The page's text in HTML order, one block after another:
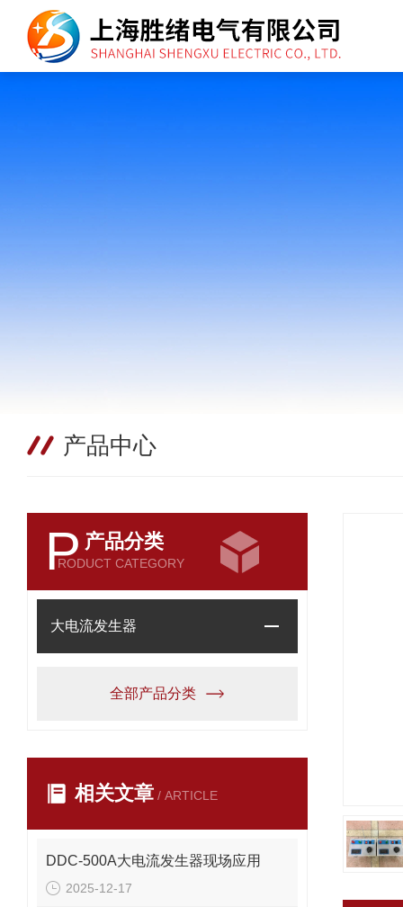
产品中心
P 产品分类
RODUCT CATEGORY
大电流发生器
全部产品分类
相关文章 / ARTICLE
DDC-500A大电流发生器现场应用
2025-12-17